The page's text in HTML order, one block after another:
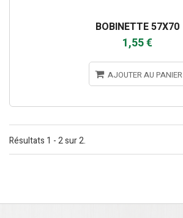
BOBINETTE 57X70
1,55 €
AJOUTER AU PANIER
Résultats 1 - 2 sur 2.